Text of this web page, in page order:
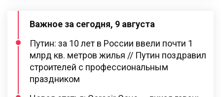
Важное за сегодня, 9 августа
Путин: за 10 лет в России ввели почти 1
млрд кв. метров жилья // Путин поздравил
строителей с профессиональным
праздником